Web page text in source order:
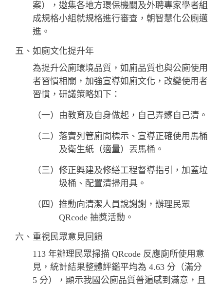
案），邀集各地方環保機關及外聘專家學者組
成規格小組就規格進行審查，朝智慧化公廁邁
進。
五、如廁文化提升年
為提升公廁環境品質，如廁品質也與公廁使用
者習慣相關，加強宣導如廁文化，改變使用者
習慣，研議策略如下：
（一）由教育及自身做起，自己弄髒自己清。
（二）落實列管廁間標示、宣導正確使用馬桶
及衛生紙（適量）丟馬桶。
（三）修正興建及修繕工程督導指引，加蓋垃
圾桶、配置清掃用具。
（四）推動向清潔人員說謝謝，辦理民眾
QRcode 抽獎活動。
六、重視民眾意見回饋
113 年辦理民眾掃描 QRcode 反應廁所使用意
見，統計結果整體評鑑平均為 4.63 分（滿分
5 分），顯示我國公廁品質普遍感到滿意，且